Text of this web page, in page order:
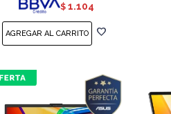
$ 1.104